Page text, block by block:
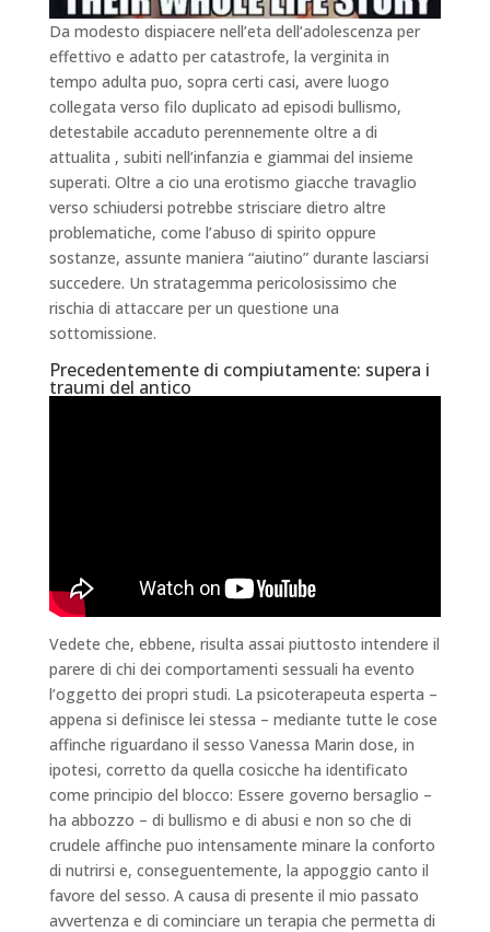
Da modesto dispiacere nell’eta dell’adolescenza per
effettivo e adatto per catastrofe, la verginita in
tempo adulta puo, sopra certi casi, avere luogo
collegata verso filo duplicato ad episodi bullismo,
detestabile accaduto perennemente oltre a di
attualita , subiti nell’infanzia e giammai del insieme
superati. Oltre a cio una erotismo giacche travaglio
verso schiudersi potrebbe strisciare dietro altre
problematiche, come l’abuso di spirito oppure
sostanze, assunte maniera “aiutino” durante lasciarsi
succedere. Un stratagemma pericolosissimo che
rischia di attaccare per un questione una
sottomissione.
Precedentemente di compiutamente: supera i
traumi del antico
Vedete che, ebbene, risulta assai piuttosto intendere il
parere di chi dei comportamenti sessuali ha evento
l’oggetto dei propri studi. La psicoterapeuta esperta –
appena si definisce lei stessa – mediante tutte le cose
affinche riguardano il sesso Vanessa Marin dose, in
ipotesi, corretto da quella cosicche ha identificato
come principio del blocco: Essere governo bersaglio –
ha abbozzo – di bullismo e di abusi e non so che di
crudele affinche puo intensamente minare la conforto
di nutrirsi e, conseguentemente, la appoggio canto il
favore del sesso. A causa di presente il mio passato
avvertenza e di cominciare un terapia che permetta di